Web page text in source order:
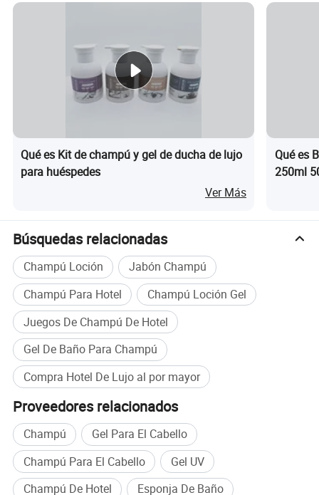
Parámetros del producto
Elemento Descripción
Qué es Kit de champú y gel de ducha de lujo
para huéspedes
Ver Más
Qué es
250ml
Búsquedas relacionadas
Champú Loción
Jabón Champú
Champú Para Hotel
Champú Loción Gel
Juegos De Champú De Hotel
Gel De Baño Para Champú
Compra Hotel De Lujo al por mayor
Proveedores relacionados
Champú
Gel Para El Cabello
Champú Para El Cabello
Gel UV
Champú De Hotel
Esponja De Baño